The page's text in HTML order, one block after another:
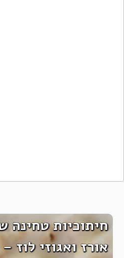
חיתוכיות טחינה
אורז ואגוזי לוז